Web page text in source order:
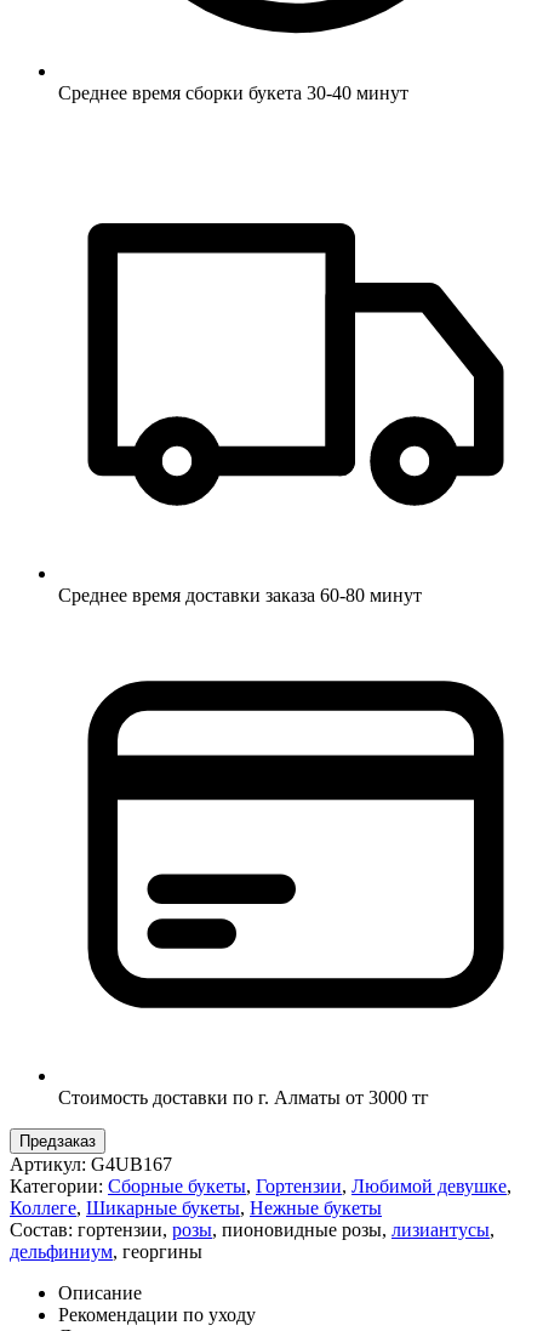
Среднее время сборки букета 30-40 минут
Среднее время доставки заказа 60-80 минут
Стоимость доставки по г. Алматы от 3000 тг
Предзаказ
Артикул: G4UB167
Категории: Сборные букеты, Гортензии, Любимой девушке,
Коллеге, Шикарные букеты, Нежные букеты
Состав: гортензии, розы, пионовидные розы, лизиантусы,
дельфиниум, георгины
Описание
Рекомендации по уходу